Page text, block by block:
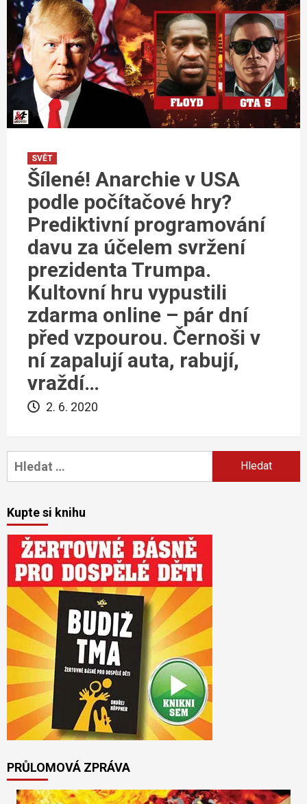
SVĚT
Šílené! Anarchie v USA
podle počítačové hry?
Prediktivní programování
davu za účelem svržení
prezidenta Trumpa.
Kultovní hru vypustili
zdarma online – pár dní
před vzpourou. Černoši v
ní zapalují auta, rabují,
vraždí…
2. 6. 2020
Vyhledávání
Kupte si knihu
PRŮLOMOVÁ ZPRÁVA